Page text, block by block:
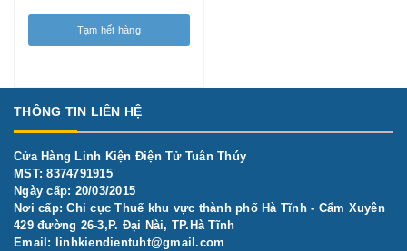
Tạm hết hàng
THÔNG TIN LIÊN HỆ
Cửa Hàng Linh Kiện Điện Tử Tuân Thúy
MST: 8374791915
Ngày cấp: 20/03/2015
Nơi cấp: Chi cục Thuế khu vực thành phố Hà Tĩnh - Cẩm Xuyên
429 đường 26-3,P. Đại Nài, TP.Hà Tĩnh
Email:
linhkiendientuht@gmail.com